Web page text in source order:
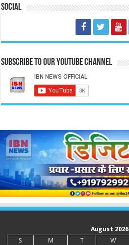
Social
Subscribe to our Youtube Channel
August 2026
S
M T W